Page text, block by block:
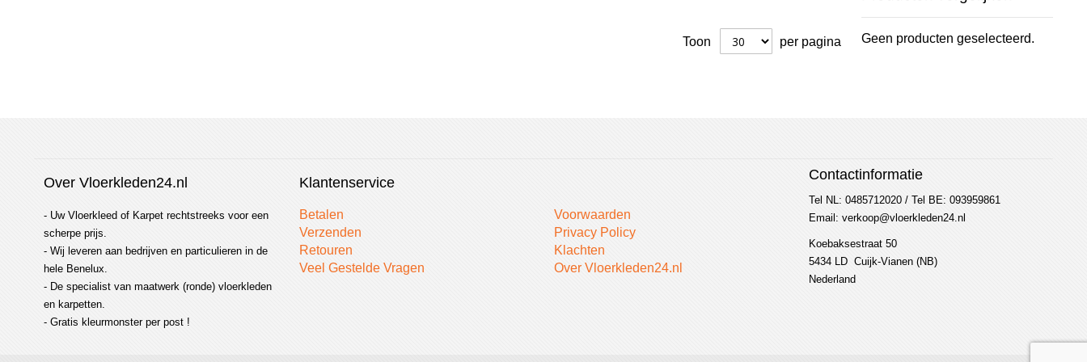
Toon
per pagina Geen producten geselecteerd.
Over Vloerkleden24.nl
- Uw Vloerkleed of Karpet rechtstreeks voor een
scherpe prijs.
- Wij leveren aan bedrijven en particulieren in de
hele Benelux.
- De specialist van maatwerk (ronde) vloerkleden
en karpetten.
- Gratis kleurmonster per post !
Klantenservice
Betalen
Verzenden
Retouren
Veel Gestelde Vragen
Voorwaarden
Privacy Policy
Klachten
Over Vloerkleden24.nl
Contactinformatie
Tel NL: 0485712020 / Tel BE: 093959861
Email: verkoop@vloerkleden24.nl
Koebaksestraat 50
5434 LD Cuijk-Vianen (NB)
Nederland